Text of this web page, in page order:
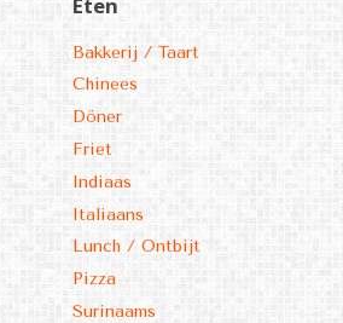
Bakkerij / Taart
Chinees
Döner
Friet
Indiaas
Italiaans
Lunch / Ontbijt
Pizza
Surinaams